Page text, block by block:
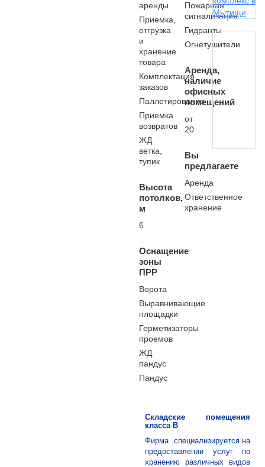
аренды
Приемка,
отгрузка
и
хранение
товара
Комплектация
заказов
Паллетирование
Приемка
возвратов
ЖД
ветка,
тупик
Высота
потолков,
м
6
Оснащение
зоны
ПРР
Ворота
Выравнивающие
площадки
Герметизаторы
проемов
ЖД
пандус
Пандус
Пожарная
сигнализация
Гидранты
Огнетушители
Аренда,
наличие
офисных
помещений
от
20
Вы
предлагаете
Аренда
Ответственное
хранение
Складские помещения
класса В
Фирма специализируется на
предоставлении услуг по
хранению различных видов